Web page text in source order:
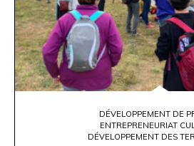
DÉVELOPPEMENT DE
ENTREPRENEURIAT
DÉVELOPPEMENT DES